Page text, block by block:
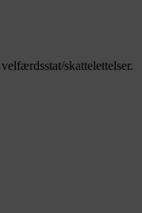
skattelettelser.